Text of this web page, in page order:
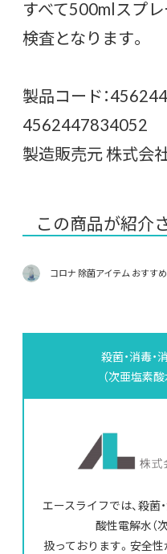
すべて500mlスプ
検査となります。
製品コード：
4562447834052
製造販売元 株式会
この商品が紹介
コロナ 除菌アイテム おすすめ
殺菌・消毒
（次亜塩素
エースライフでは、殺菌
酸性電解水（
扱っております。安全